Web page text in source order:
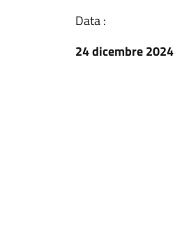
Data :
24 dicembre 2024